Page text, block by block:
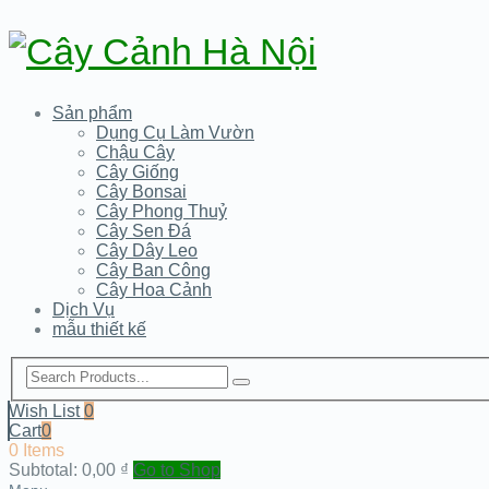
Sản phẩm
Dụng Cụ Làm Vườn
Chậu Cây
Cây Giống
Cây Bonsai
Cây Phong Thuỷ
Cây Sen Đá
Cây Dây Leo
Cây Ban Công
Cây Hoa Cảnh
Dịch Vụ
mẫu thiết kế
Wish List0
Cart0
0 Items
Subtotal: 0,00 ₫ Go to Shop